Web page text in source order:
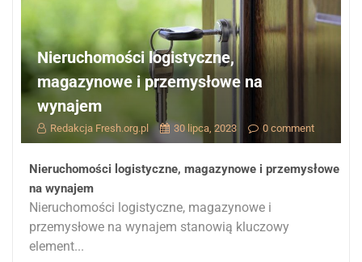
Nieruchomości logistyczne,
magazynowe i przemysłowe na
wynajem
Redakcja Fresh.org.pl 30 lipca, 2023 0 comment
Nieruchomości logistyczne, magazynowe i przemysłowe
na wynajem
Nieruchomości logistyczne, magazynowe i
przemysłowe na wynajem stanowią kluczowy
element...